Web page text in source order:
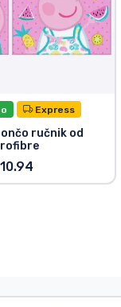
Express
ručnik od